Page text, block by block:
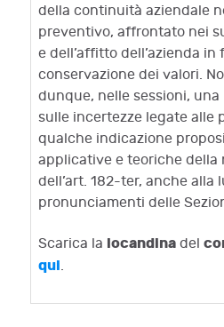
della continuità aziendale
preventivo, affrontato nei
e dell’affitto dell’azienda in
conservazione dei valori.
dunque, nelle sessioni,
sulle incertezze legate alle
qualche indicazione
applicative e teoriche della
dell’art. 182-ter, anche alla
pronunciamenti delle
Scarica la locandina del
qui.